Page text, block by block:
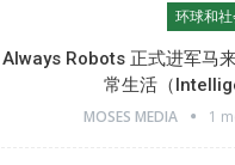
环球和
Always Robots 正式进军马
常生活（
MOSES MEDIA 1